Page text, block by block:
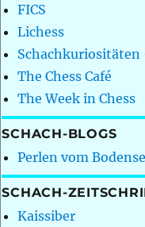
FICS
Lichess
Schachkuriositäten
The Chess Café
The Week in Chess
SCHACH-BLOGS
Perlen vom
SCHACH-
Kaissiber